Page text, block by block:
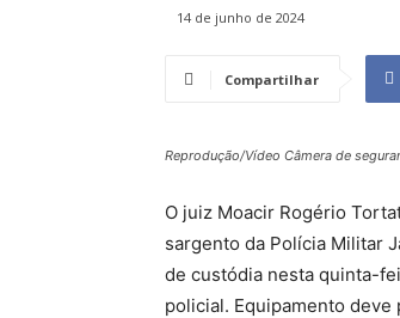
14 de junho de 2024
Compartilhar
Reprodução/Vídeo Câmera de
O juiz Moacir Rogério
sargento da Polícia Militar
de custódia nesta quinta-
policial. Equipamento